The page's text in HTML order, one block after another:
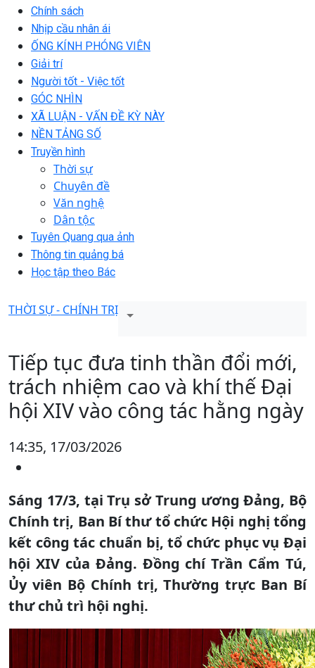
Chính sách
Nhịp cầu nhân ái
ỐNG KÍNH PHÓNG VIÊN
Giải trí
Người tốt - Việc tốt
GÓC NHÌN
XÃ LUẬN - VẤN ĐỀ KỲ NÀY
NỀN TẢNG SỐ
Truyền hình
Thời sự
Chuyên đề
Văn nghệ
Dân tộc
Tuyên Quang qua ảnh
Thông tin quảng bá
Học tập theo Bác
THỜI SỰ - CHÍNH TRỊ
Tiếp tục đưa tinh thần đổi mới,
trách nhiệm cao và khí thế Đại
hội XIV vào công tác hằng ngày
14:35, 17/03/2026
Sáng 17/3, tại Trụ sở Trung ương Đảng, Bộ
Chính trị, Ban Bí thư tổ chức Hội nghị tổng
kết công tác chuẩn bị, tổ chức phục vụ Đại
hội XIV của Đảng. Đồng chí Trần Cẩm Tú,
Ủy viên Bộ Chính trị, Thường trực Ban Bí
thư chủ trì hội nghị.